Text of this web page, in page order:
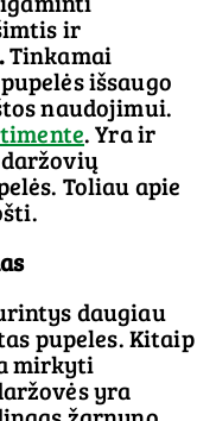
ir
Tinkamai
išsaugo
naudojimui.
. Yra ir
Toliau apie
daugiau
pupeles. Kitaip
mirkyti
yra